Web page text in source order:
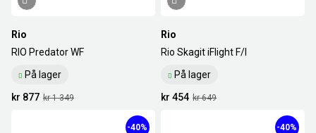
Rio
RIO Predator WF
På lager
kr 1 349
kr 877
Rio
Rio Skagit iFlight F/I
På lager
kr 649
kr 454
-40% -40%